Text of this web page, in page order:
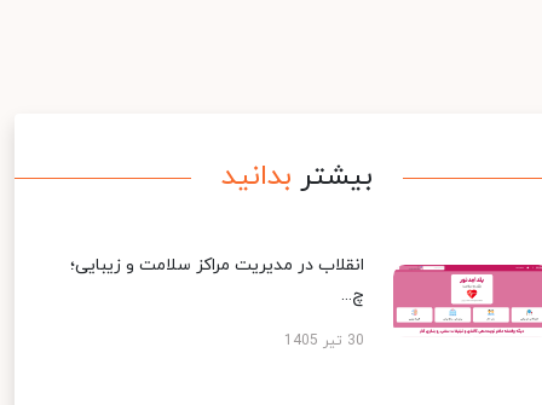
بیشتر بدانید
انقلاب در مدیریت مراکز سلامت و زیبایی؛
چ...
30 تیر 1405